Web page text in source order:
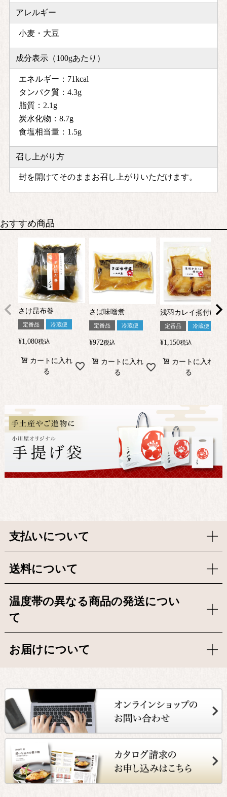
アレルギー
小麦・大豆
成分表示（100gあたり）
エネルギー：71kcal
タンパク質：4.3g
脂質：2.1g
炭水化物：8.7g
食塩相当量：1.5g
召し上がり方
封を開けてそのままお召し上がりいただけます。
おすすめ商品
さけ昆布巻
定番品 冷蔵便
¥1,080税込
カートに入れ
る
さば味噌煮
定番品 冷蔵便
¥972税込
カートに入れ
る
浅羽カレイ煮付け
定番品 冷蔵便
¥1,150税込
カートに入れ
る
支払いについて
送料について
温度帯の異なる商品の発送につい
て
お届けについて